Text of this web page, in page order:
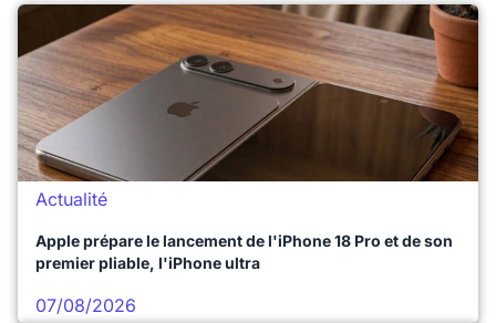
Actualité
Apple prépare le lancement de l'iPhone 18 Pro et de son
premier pliable, l'iPhone ultra
07/08/2026